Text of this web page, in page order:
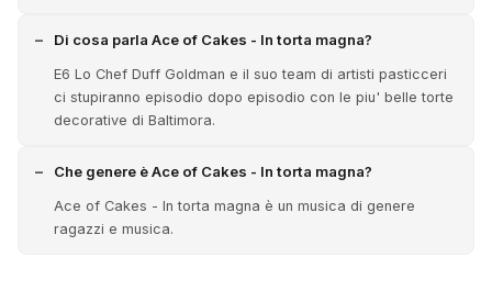
Di cosa parla Ace of Cakes - In torta magna?
E6 Lo Chef Duff Goldman e il suo team di artisti pasticceri
ci stupiranno episodio dopo episodio con le piu' belle torte
decorative di Baltimora.
Che genere è Ace of Cakes - In torta magna?
Ace of Cakes - In torta magna è un musica di genere
ragazzi e musica.